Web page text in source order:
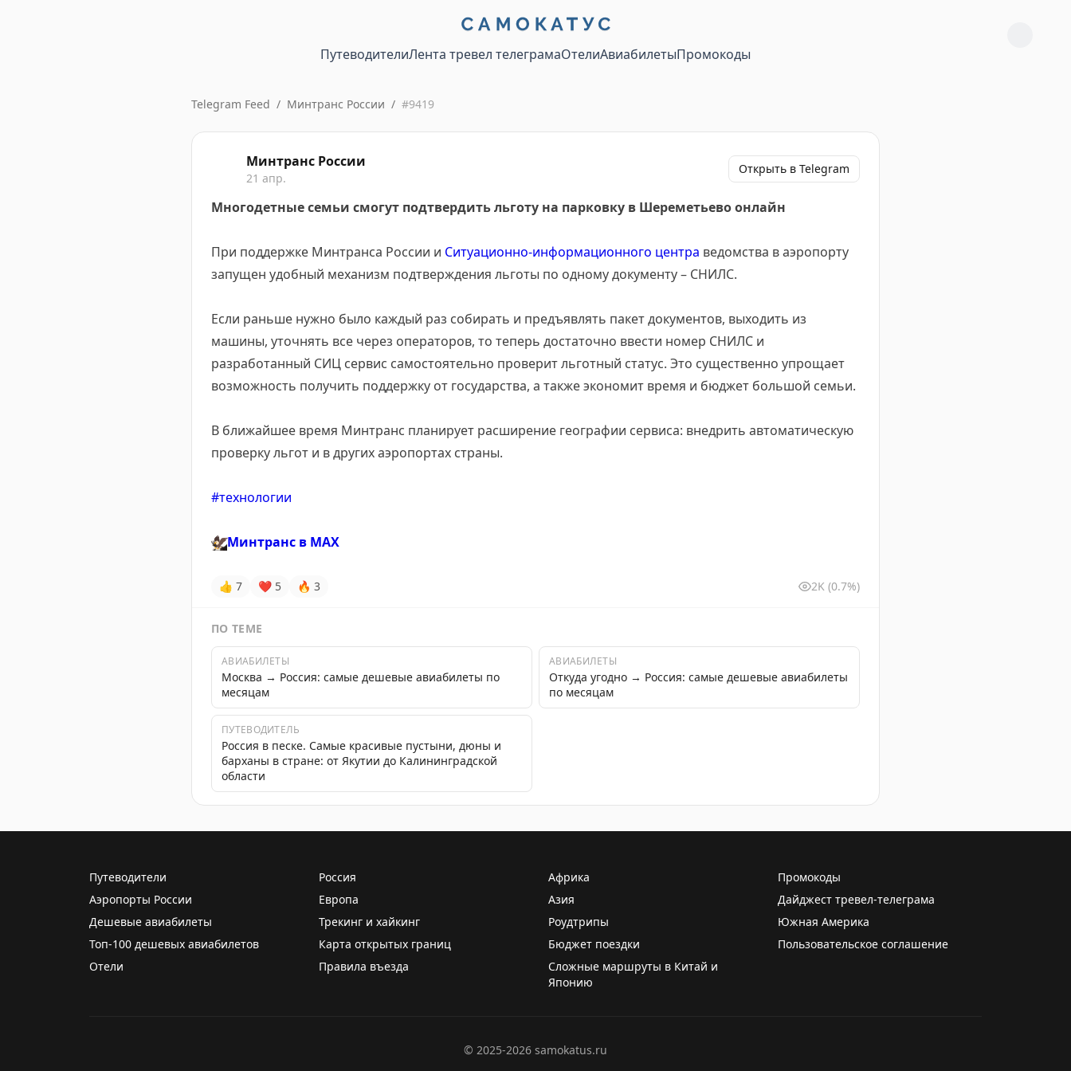
ПутеводителиЛента тревел телеграмаОтелиАвиабилетыПромокоды
Telegram Feed / Минтранс России / #9419
Минтранс России
21 апр.
Открыть в Telegram
Многодетные семьи смогут подтвердить льготу на парковку в Шереметьево онлайн
При поддержке Минтранса России и Ситуационно-информационного центра ведомства в аэропорту
запущен удобный механизм подтверждения льготы по одному документу – СНИЛС.
Если раньше нужно было каждый раз собирать и предъявлять пакет документов, выходить из
машины, уточнять все через операторов, то теперь достаточно ввести номер СНИЛС и
разработанный СИЦ сервис самостоятельно проверит льготный статус. Это существенно упрощает
возможность получить поддержку от государства, а также экономит время и бюджет большой семьи.
В ближайшее время Минтранс планирует расширение географии сервиса: внедрить автоматическую
проверку льгот и в других аэропортах страны.
#технологии
🦅Минтранс в MAX
👍 7 ❤ 5 🔥 3 2K (0.7%)
ПО ТЕМЕ
АВИАБИЛЕТЫ
Москва → Россия: самые дешевые авиабилеты по
месяцам
АВИАБИЛЕТЫ
Откуда угодно → Россия: самые дешевые авиабилеты
по месяцам
ПУТЕВОДИТЕЛЬ
Россия в песке. Самые красивые пустыни, дюны и
барханы в стране: от Якутии до Калининградской
области
Путеводители Россия Африка
Промокоды
Аэропорты России
Европа Азия
Дайджест тревел-телеграма
Дешевые авиабилеты
Трекинг и хайкинг Роудтрипы
Южная Америка
Топ-100 дешевых авиабилетов
Карта открытых границ Бюджет поездки
Пользовательское соглашение
Отели
Правила въезда
Сложные маршруты в Китай и
Японию
© 2025-2026 samokatus.ru